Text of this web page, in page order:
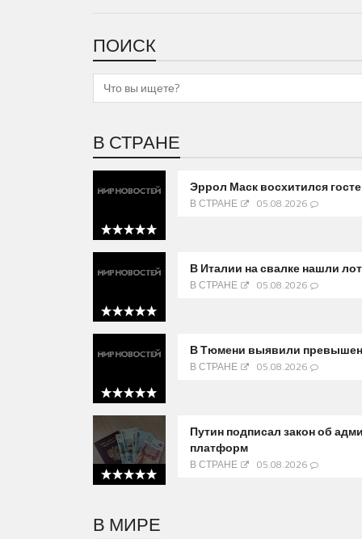
ПОИСК
В СТРАНЕ
5 out of 5
Эррол Маск восхитился
В СТРАНЕ 05.08.2026
5 out of 5
В Италии на свалке нашли
В СТРАНЕ 05.08.2026
5 out of 5
В Тюмени выявили
В СТРАНЕ 05.08.2026
5 out of 5
Путин подписал закон об
платформ
В СТРАНЕ 05.08.2026
В МИРЕ